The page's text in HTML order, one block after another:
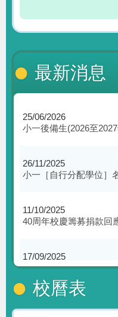
最新消息
25/06/2026
小一後備生(2026至
26/11/2025
小一［自行分配學位］
11/10/2025
40周年校慶籌募捐款回
17/09/2025
慶祝40周年校慶：薪火
校曆表